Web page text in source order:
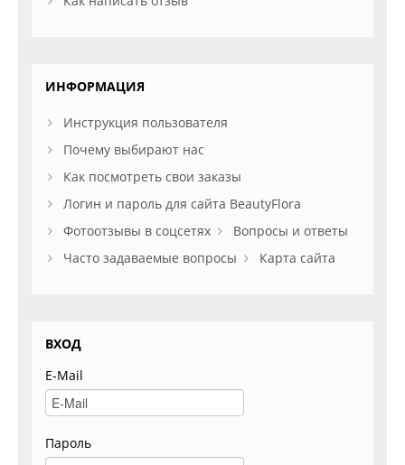
ИНФОРМАЦИЯ
Инструкция пользователя
Почему выбирают нас
Как посмотреть свои заказы
Логин и пароль для сайта BeautyFlora
Фотоотзывы в соцсетях
Вопросы и ответы
Часто задаваемые вопросы
Карта сайта
ВХОД
E-Mail
Пароль